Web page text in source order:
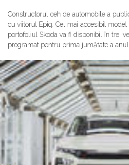
Constructorul ceh de automobile a
cu viitorul Epiq. Cel mai accesibil
portofoliul Skoda va fi disponibil în trei
programat pentru prima jumătate a